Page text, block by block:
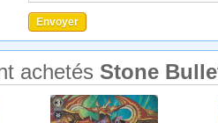
achetés Stone